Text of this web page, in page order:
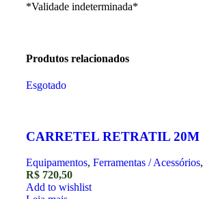
*Validade indeterminada*
Produtos relacionados
Esgotado
CARRETEL RETRATIL 20M
Equipamentos, Ferramentas / Acessórios,
R$ 720,50
Add to wishlist